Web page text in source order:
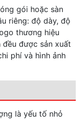
gói hoặc sàn
riêng: độ dày, độ
thương hiệu
được sản xuất
phí và hình ảnh
là yếu tố nhỏ